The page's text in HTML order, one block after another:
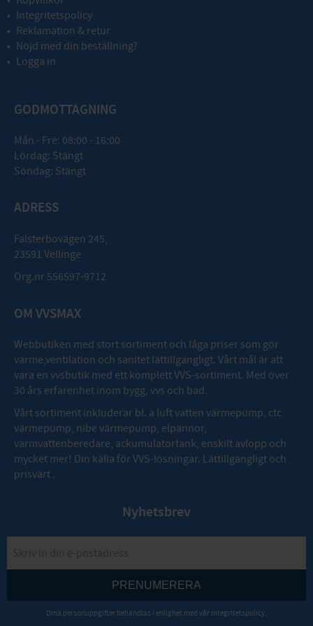
Integritetspolicy
Reklamation & retur
Nöjd med din beställning?
Logga in
GODMOTTAGNING
Mån - Fre: 08:00 - 16:00
Lördag: Stängt
Söndag: Stängt
ADRESS
Falsterbovägen 245,
23591 Vellinge
Org.nr 556597-9712
OM VVSMAX
Webbutiken med stort sortiment och låga priser som gör
värme,ventilation och sanitet lättillgängligt. Vårt mål är att
vara en vvsbutik med ett komplett VVS-sortiment. Med över
30 års erfarenhet inom bygg, vvs och bad.
Vårt sortiment inkluderar bl. a luft vatten värmepump, ctc
värmepump, nibe värmepump, elpannor,
varmvattenberedare, ackumulatortank, enskilt avlopp och
mycket mer! Din källa för VVS-lösningar. Lättillgängligt och
prisvärt .
Nyhetsbrev
PRENUMERERA
Dina personuppgifter behandlas i enlighet med vår integritetspolicy.